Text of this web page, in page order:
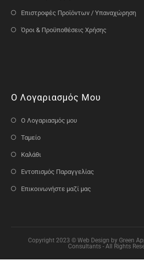
Επιστροφές Προϊόντων / Υπαναχώρηση
Όροι & Προϋποθέσεις Χρήσης
Ο Λογαριασμός Μου
Ο Λογαριασμός μου
Ταμείο
Καλάθι
Εντοπισμός Παραγγελίας
Επικοινωνήστε μαζί μας
Copyright 2023 © Web Design by Green
Consultants - All Rights